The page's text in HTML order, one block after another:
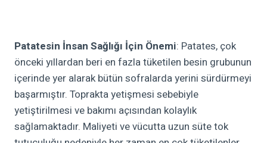
Patatesin İnsan Sağlığı İçin Önemi: Patates, çok
önceki yıllardan beri en fazla tüketilen besin grubunun
içerinde yer alarak bütün sofralarda yerini sürdürmeyi
başarmıştır. Toprakta yetişmesi sebebiyle
yetiştirilmesi ve bakımı açısından kolaylık
sağlamaktadır. Maliyeti ve vücutta uzun süte tok